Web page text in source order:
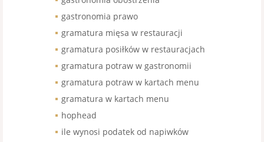
gastronomia prawo
gramatura mięsa w restauracji
gramatura posiłków w restauracjach
gramatura potraw w gastronomii
gramatura potraw w kartach menu
gramatura w kartach menu
hophead
ile wynosi podatek od napiwków